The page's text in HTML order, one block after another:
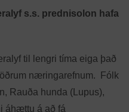
s.s. prednisolon hafa
til lengri tíma eiga það
næringarefnum. Fólk
Rauða hunda (Lupus),
áhættu á að fá